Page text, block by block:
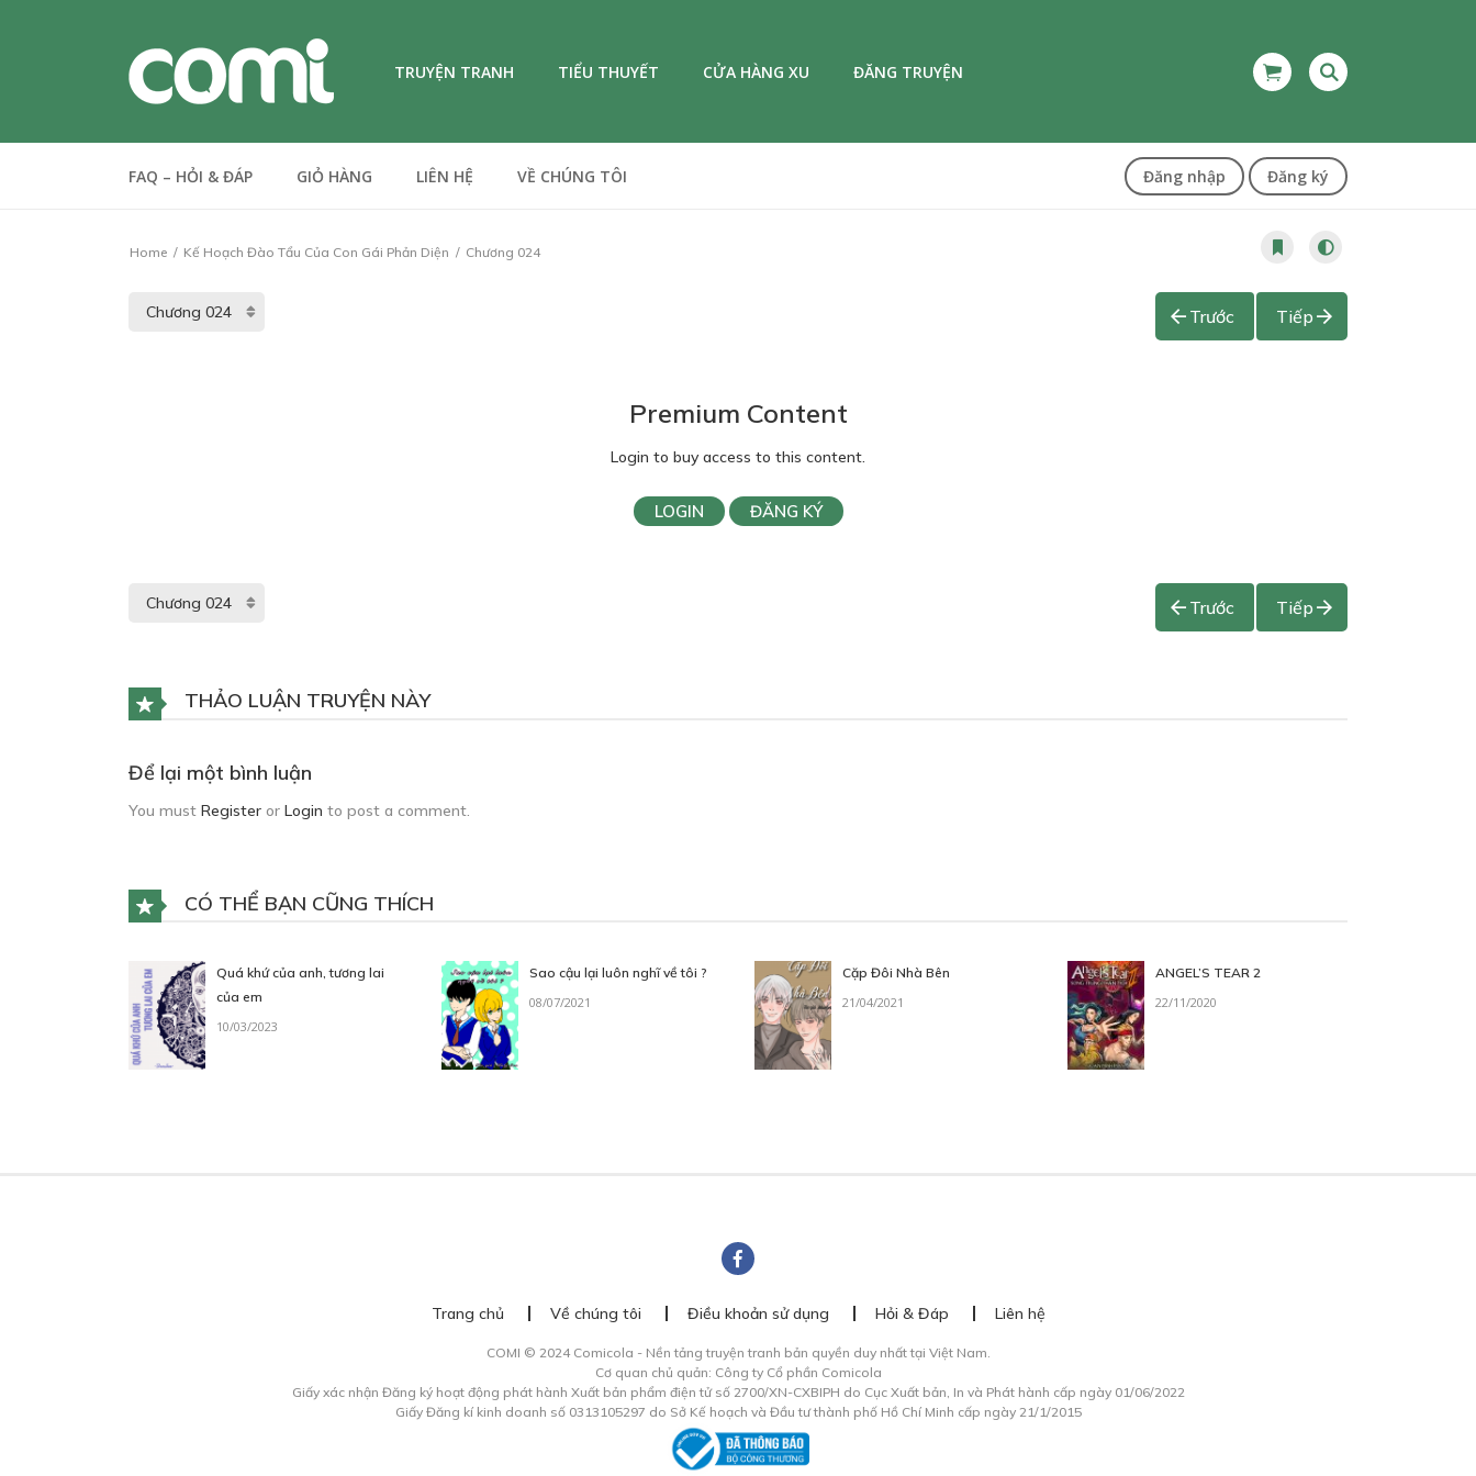
TRUYỆN TRANH TIỂU THUYẾT CỬA HÀNG XU ĐĂNG TRUYỆN
FAQ – HỎI & ĐÁP GIỎ HÀNG LIÊN HỆ VỀ CHÚNG TÔI Đăng nhập Đăng ký
Home Kế Hoạch Đào Tẩu Của Con Gái Phản Diện Chương 024
Trước Tiếp
Premium Content
Login to buy access to this content.
LOGIN ĐĂNG KÝ
Trước Tiếp
THẢO LUẬN TRUYỆN NÀY
Để lại một bình luận
You must Register or Login to post a comment.
CÓ THỂ BẠN CŨNG THÍCH
Quá khứ của anh, tương lai
của em
10/03/2023
Sao cậu lại luôn nghĩ về tôi ?
08/07/2021
Cặp Đôi Nhà Bên
21/04/2021
ANGEL’S TEAR 2
22/11/2020
Trang chủ Về chúng tôi Điều khoản sử dụng Hỏi & Đáp Liên hệ
COMI © 2024 Comicola - Nền tảng truyện tranh bản quyền duy nhất tại Việt Nam.
Cơ quan chủ quản: Công ty Cổ phần Comicola
Giấy xác nhận Đăng ký hoạt động phát hành Xuất bản phẩm điện tử số 2700/XN-CXBIPH do Cục Xuất bản, In và Phát hành cấp ngày 01/06/2022
Giấy Đăng kí kinh doanh số 0313105297 do Sở Kế hoạch và Đầu tư thành phố Hồ Chí Minh cấp ngày 21/1/2015